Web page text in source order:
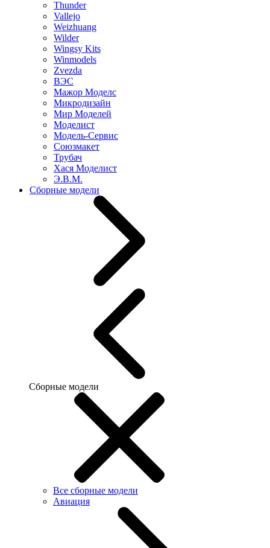
Thunder
Vallejo
Weizhuang
Wilder
Wingsy Kits
Winmodels
Zvezda
ВЭС
Мажор Моделс
Микродизайн
Мир Моделей
Моделист
Модель-Сервис
Союзмакет
Трубач
Хася Моделист
Э.В.М.
Сборные модели
Сборные модели
Все сборные модели
Авиация